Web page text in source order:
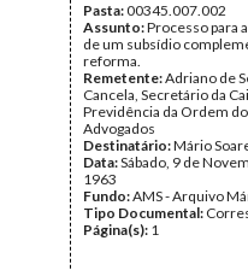
Pasta:00345.007.002
Assunto:Processo para
de um subsídio
reforma.
Remetente:Adriano de
Cancela, Secretário da
Previdência da Ordem
Advogados
Destinatário:Mário
Data:Sábado, 9 de
1963
Fundo:AMS - Arquivo
Tipo Documental:
Página(s): 1